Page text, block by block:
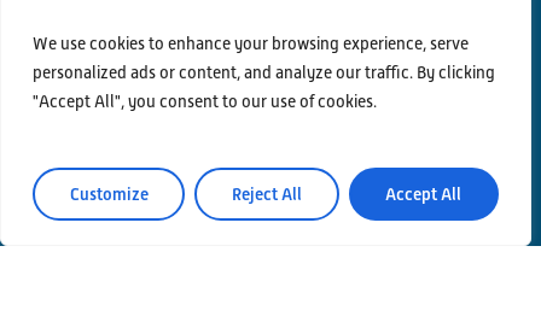
We use cookies to enhance your browsing experience, serve
personalized ads or content, and analyze our traffic. By clicking
"Accept All", you consent to our use of cookies.
Customize Reject All Accept All
Privacy Policy
Area Riservata
© Einstein Telescope Italy